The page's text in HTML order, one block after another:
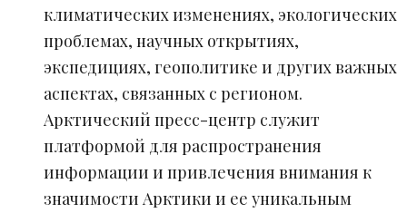
климатических изменениях, экологических
проблемах, научных открытиях,
экспедициях, геополитике и других важных
аспектах, связанных с регионом.
Арктический пресс-центр служит
платформой для распространения
информации и привлечения внимания к
значимости Арктики и ее уникальным